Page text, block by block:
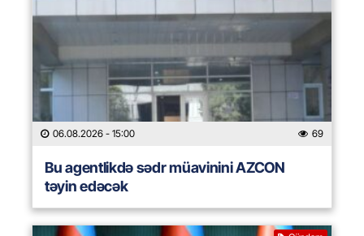
06.08.2026 - 15:00 69
Bu agentlikdə sədr müavinini AZCON
təyin edəcək